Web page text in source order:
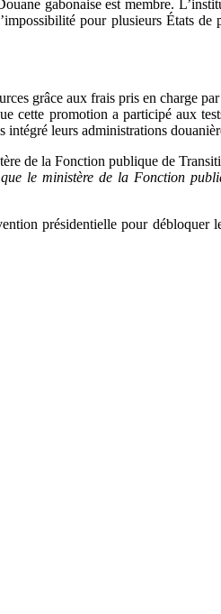
gabonaise est membre.
pour plusieurs États de
grâce aux frais pris en charge
cette promotion a participé aux
leurs administrations
de la Fonction publique de
le ministère de la Fonction
présidentielle pour débloquer